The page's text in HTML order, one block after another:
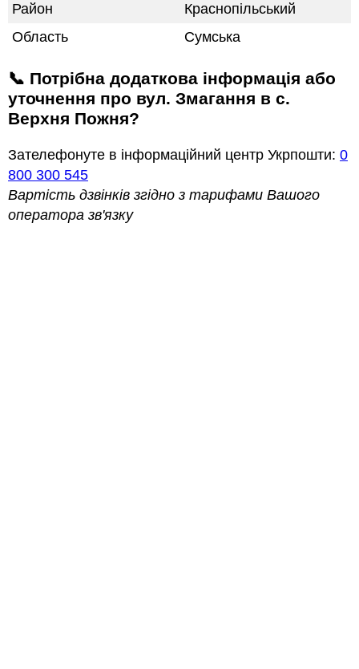
Район
Краснопільський
Область
Сумська
📞 Потрібна додаткова інформація або
уточнення про вул. Змагання в с.
Верхня Пожня?
Зателефонуте в інформаційний центр Укрпошти: 0
800 300 545
Вартість дзвінків згідно з тарифами Вашого
оператора зв'язку